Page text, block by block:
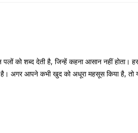
को शब्द देती है, जिन्हें कहना आसान नहीं होता। हर
है। अगर आपने कभी खुद को अधूरा महसूस किया है, तो